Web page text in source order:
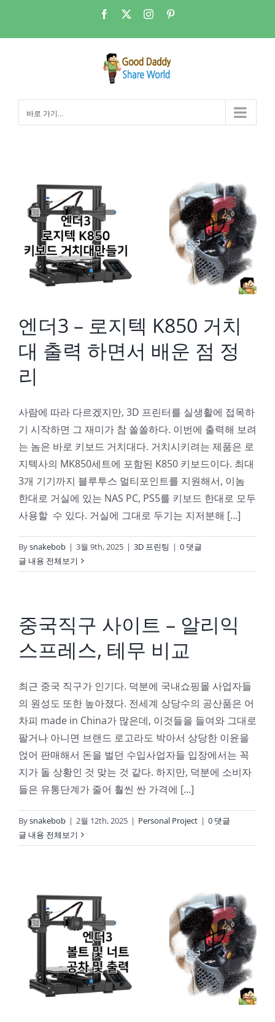
츠
Facebook Instagram
바로 가기...
엔더3 – 로지텍 K850 거치
대 출력 하면서 배운 점 정
리
사람에 따라 다르겠지만, 3D 프린터를 실생활에 접목하
기 시작하면 그 재미가 참 쏠쏠하다. 이번에 출력해 보려
는 놈은 바로 키보드 거치대다. 거치시키려는 제품은 로
지텍사의 MK850세트에 포함된 K850 키보드이다. 최대
3개 기기까지 블루투스 멀티포인트를 지원해서, 이놈
한대로 거실에 있는 NAS PC, PS5를 키보드 한대로 모두
사용할 수 있다. 거실에 그대로 두기는 지저분해 [...]
Bysnakebob | 3월 9th, 2025 | 3D 프린팅 | 0 댓글
글 내용 전체보기
중국직구 사이트 – 알리익
스프레스, 테무 비교
최근 중국 직구가 인기다. 덕분에 국내쇼핑몰 사업자들
의 원성도 또한 높아졌다. 전세계 상당수의 공산품은 어
차피 made in China가 많은데, 이것들을 들여와 그대로
팔거나 아니면 브랜드 로고라도 박아서 상당한 이윤을
얹어 판매해서 돈을 벌던 수입사업자들 입장에서는 꼭
지가 돌 상황인 것 맞는 것 같다. 하지만, 덕분에 소비자
들은 유통단계가 줄어 훨씬 싼 가격에 [...]
Bysnakebob | 2월 12th, 2025 | Personal Project | 0 댓글
글 내용 전체보기